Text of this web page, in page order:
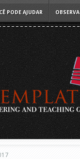
PODE AJUDAR